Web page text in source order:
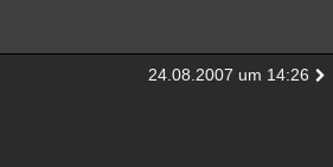
24.08.2007 um 14:26